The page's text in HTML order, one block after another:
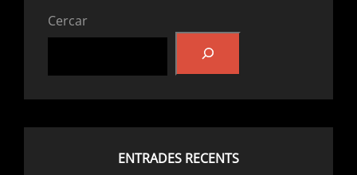
Cercar
ENTRADES RECENTS